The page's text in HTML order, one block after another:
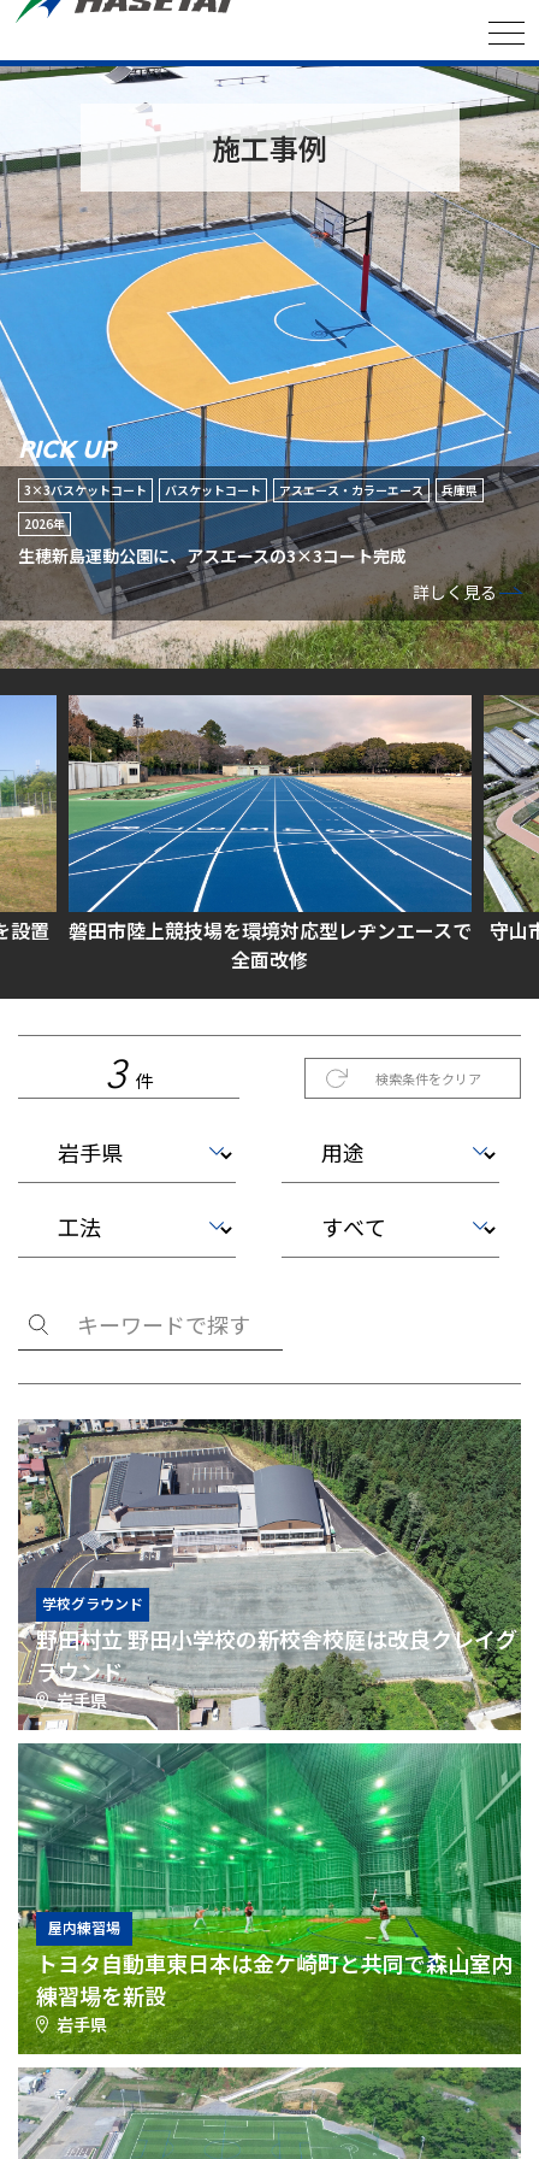
施工事例
PICK UP
3×3バスケットコート バスケットコート アスエース・カラーエース
兵庫県
2026年
生穂新島運動公園に、アスエースの3×3コート完成
詳しく見る
設置
磐田市陸上競技場を環境対応型レヂンエースで
全面改修
守山
3 件 検索条件をクリア
学校グラウンド
野田村立 野田小学校の新校舎校庭は改良クレイグ
ラウンド
岩手県
屋内練習場
トヨタ自動車東日本は金ケ崎町と共同で森山室内
練習場を新設
岩手県